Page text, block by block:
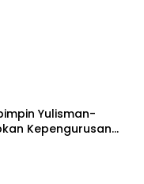
Yulisman-
Kepengurusan